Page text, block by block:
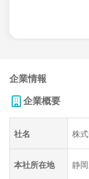
企業情報
企業概要
社名 株
本社所在地 静